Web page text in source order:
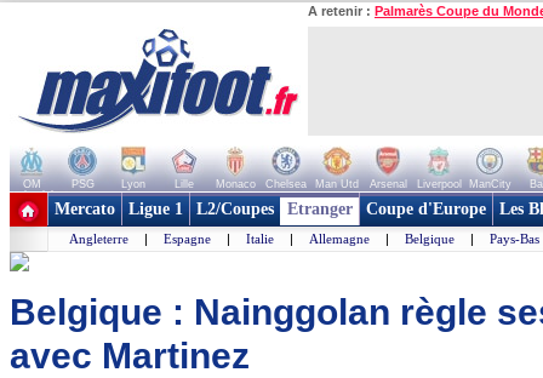
A retenir : Palmarès Coupe du
OM PSG Lyon Lille Monaco Chelsea Man Utd Arsenal Liverpool ManCity
+ de clubs
Mercato Ligue 1 L2/Coupes Etranger Coupe d'Europe Les
Angleterre | Espagne | Italie | Allemagne | Belgique | Pays-Bas
Belgique : Nainggolan règle
avec Martinez